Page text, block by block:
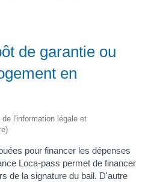
de garantie ou
en
l'information légale et
pour financer les dépenses
Loca-pass permet de financer
de la signature du bail. D'autre